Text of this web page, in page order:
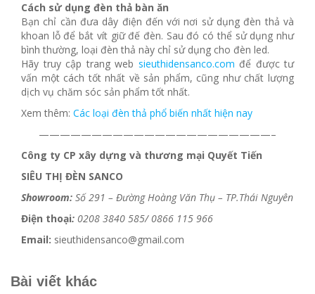
Cách sử dụng đèn thả bàn ăn
Bạn chỉ cần đưa dây điện đến với nơi sử dụng đèn thả và
khoan lỗ để bắt vít giữ đế đèn. Sau đó có thể sử dụng như
bình thường, loại đèn thả này chỉ sử dụng cho đèn led.
Hãy truy cập trang web sieuthidensanco.com để được tư
vấn một cách tốt nhất về sản phẩm, cũng như chất lượng
dịch vụ chăm sóc sản phẩm tốt nhất.
Xem thêm: Các loại đèn thả phổ biến nhất hiện nay
——————————————————————–
Công ty CP xây dựng và thương mại Quyết Tiến
SIÊU THỊ ĐÈN SANCO
Showroom: Số 291 – Đường Hoàng Văn Thụ – TP.Thái Nguyên
Điện thoại: 0208 3840 585/ 0866 115 966
Email: sieuthidensanco@gmail.com
Bài viết khác